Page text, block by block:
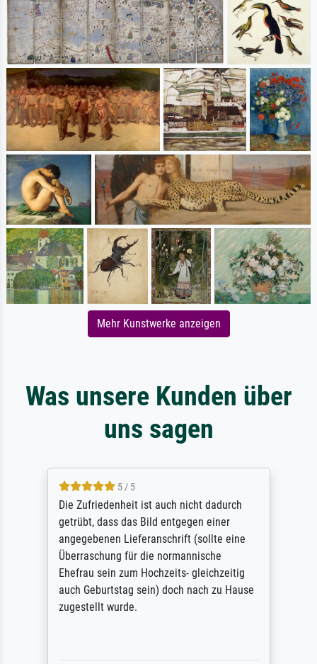
Mehr Kunstwerke anzeigen
Was unsere Kunden über
uns sagen
5 / 5
Die Zufriedenheit ist auch nicht dadurch
getrübt, dass das Bild entgegen einer
angegebenen Lieferanschrift (sollte eine
Überraschung für die normannische
Ehefrau sein zum Hochzeits- gleichzeitig
auch Geburtstag sein) doch nach zu Hause
zugestellt wurde.